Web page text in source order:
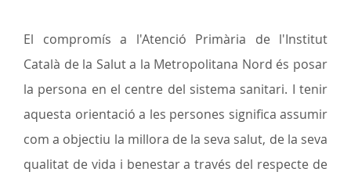
El compromís a l'Atenció Primària de l'Institut
Català de la Salut a la Metropolitana Nord és posar
la persona en el centre del sistema sanitari. I tenir
aquesta orientació a les persones significa assumir
com a objectiu la millora de la seva salut, de la seva
qualitat de vida i benestar a través del respecte de